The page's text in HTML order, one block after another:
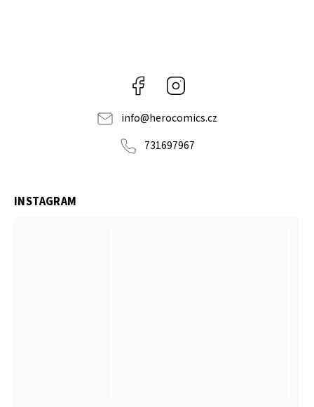
Facebook
info@herocomics.cz
731697967
INSTAGRAM